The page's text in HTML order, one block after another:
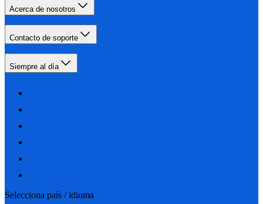
Acerca de nosotros
Contacto de soporte
Siempre al día
Selecciona país / idioma